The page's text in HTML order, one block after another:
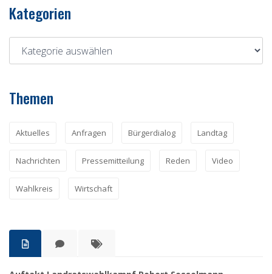
Kategorien
Themen
Aktuelles Anfragen Bürgerdialog Landtag
Nachrichten Pressemitteilung Reden Video
Wahlkreis Wirtschaft